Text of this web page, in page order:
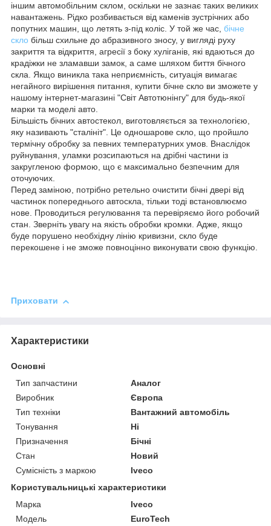
іншим автомобільним склом, оскільки не зазнає таких великих
навантажень. Рідко розбивається від каменів зустрічних або
попутних машин, що летять з-під коліс. У той же час, бічне
скло більш схильне до абразивного зносу, у вигляді руху
закриття та відкриття, агресії з боку хуліганів, які вдаються до
крадіжки не зламавши замок, а саме шляхом биття бічного
скла. Якщо виникла така неприємність, ситуація вимагає
негайного вирішення питання, купити бічне скло ви зможете у
нашому інтернет-магазині "Світ Автотюнінгу" для будь-якої
марки та моделі авто.
Більшість бічних автостекол, виготовляється за технологією,
яку називають "сталініт". Це одношарове скло, що пройшло
термічну обробку за певних температурних умов. Внаслідок
руйнування, уламки розсипаються на дрібні частини із
закругленою формою, що є максимально безпечним для
оточуючих.
Перед заміною, потрібно ретельно очистити бічні двері від
частинок попереднього автоскла, тільки тоді встановлюємо
нове. Проводиться регулювання та перевіряємо його робочий
стан. Зверніть увагу на якість обробки кромки. Адже, якщо
буде порушено необхідну лінію кривизни, скло буде
перекошене і не зможе повноцінно виконувати свою функцію.
Приховати
Характеристики
Основні
Тип запчастини
Аналог
Виробник
Європа
Тип техніки
Вантажний автомобіль
Тонування
Ні
Призначення
Бічні
Стан
Новий
Сумісність з маркою
Iveco
Користувальницькі характеристики
Марка
Iveco
Модель
EuroTech